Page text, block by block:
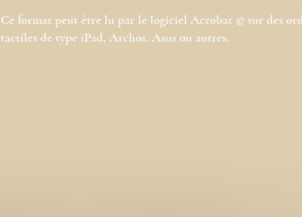
Ce format peut être lu par le logiciel Acrobat © sur des
tactiles de type iPad, Archos, Asus ou autres.